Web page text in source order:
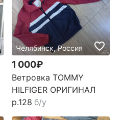
Челябинск, Россия
1 000₽
Ветровка TOMMY
HILFIGER ОРИГИНАЛ
р.128 б/у